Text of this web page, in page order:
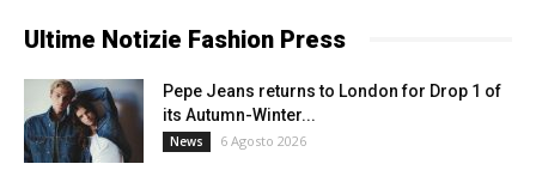
Ultime Notizie Fashion Press
Pepe Jeans returns to London for Drop 1 of
its Autumn-Winter...
News 6 Agosto 2026